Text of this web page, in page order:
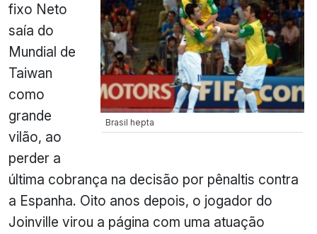
Brasil hepta
fixo Neto
saía do
Mundial de
Taiwan
como
grande
vilão, ao
perder a
última cobrança na decisão por pênaltis contra
a Espanha. Oito anos depois, o jogador do
Joinville virou a página com uma atuação